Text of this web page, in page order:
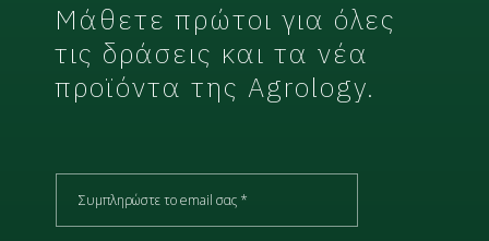
Μάθετε πρώτοι για όλες
τις δράσεις και τα νέα
προϊόντα της Agrology.
a